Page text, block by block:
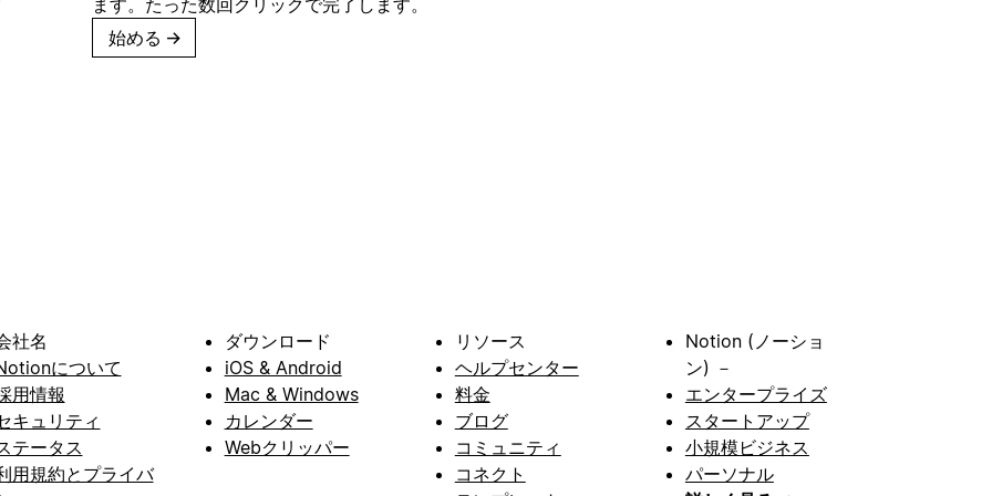
始める →
社名
について
用情報
キュリティ
テータス
用規約とプライバ
ダウンロード
iOS & Android
Mac & Windows
カレンダー
Webクリッパー
リソース
ヘルプセンター
料金
ブログ
コミュニティ
コネクト
Notion (ノーショ
ン) －
エンタープライズ
スタートアップ
小規模ビジネス
パーソナル